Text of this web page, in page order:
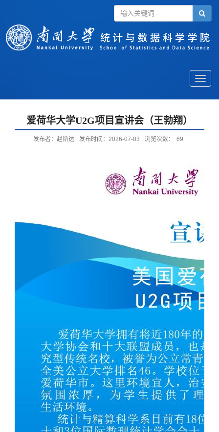
Toggle
爱荷华大学U2G项目宣讲会（王勃翔）
发布者：赵斯达 发布时间：2026-07-03 浏览次数： 69